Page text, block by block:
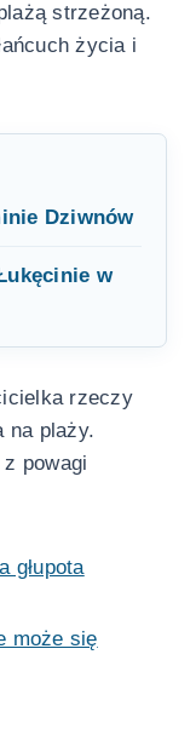
strzeżoną.
życia i
Dziwnów
w
rzeczy
na plaży.
z powagi
głupota
może się